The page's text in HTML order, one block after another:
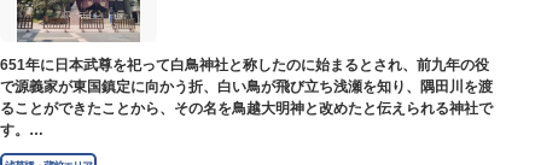
651年に日本武尊を祀って白鳥神社と称したのに始まるとされ、前九年の役
で源義家が東国鎮定に向かう折、白い鳥が飛び立ち浅瀬を知り、隅田川を渡
ることができたことから、その名を鳥越大明神と改めたと伝えられる神社で
す。
江戸時代までは三社の神社から成り、約2万坪の広大な敷地を所領していま